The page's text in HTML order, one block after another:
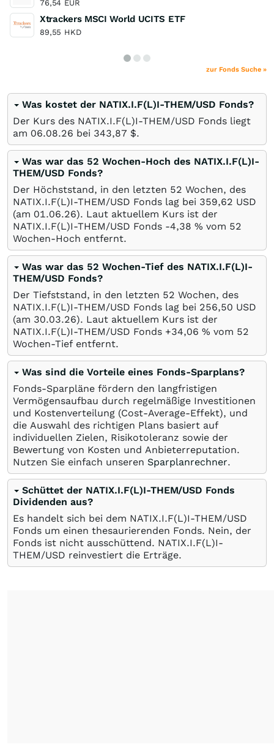
76,54 EUR
Xtrackers MSCI World UCITS ETF
89,55 HKD
zur Fonds Suche »
Was kostet der NATIX.I.F(L)I-THEM/USD Fonds?
Der Kurs des NATIX.I.F(L)I-THEM/USD Fonds liegt
am 06.08.26 bei 343,87 $.
Was war das 52 Wochen-Hoch des NATIX.I.F(L)I-
THEM/USD Fonds?
Der Höchststand, in den letzten 52 Wochen, des
NATIX.I.F(L)I-THEM/USD Fonds lag bei 359,62 USD
(am 01.06.26). Laut aktuellem Kurs ist der
NATIX.I.F(L)I-THEM/USD Fonds -4,38 % vom 52
Wochen-Hoch entfernt.
Was war das 52 Wochen-Tief des NATIX.I.F(L)I-
THEM/USD Fonds?
Der Tiefststand, in den letzten 52 Wochen, des
NATIX.I.F(L)I-THEM/USD Fonds lag bei 256,50 USD
(am 30.03.26). Laut aktuellem Kurs ist der
NATIX.I.F(L)I-THEM/USD Fonds +34,06 % vom 52
Wochen-Tief entfernt.
Was sind die Vorteile eines Fonds-Sparplans?
Fonds-Sparpläne fördern den langfristigen
Vermögensaufbau durch regelmäßige Investitionen
und Kostenverteilung (Cost-Average-Effekt), und
die Auswahl des richtigen Plans basiert auf
individuellen Zielen, Risikotoleranz sowie der
Bewertung von Kosten und Anbieterreputation.
Nutzen Sie einfach unseren Sparplanrechner.
Schüttet der NATIX.I.F(L)I-THEM/USD Fonds
Dividenden aus?
Es handelt sich bei dem NATIX.I.F(L)I-THEM/USD
Fonds um einen thesaurierenden Fonds. Nein, der
Fonds ist nicht ausschüttend. NATIX.I.F(L)I-
THEM/USD reinvestiert die Erträge.